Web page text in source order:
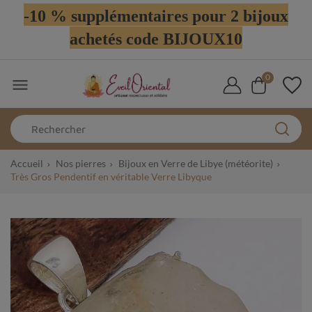
-10 % supplémentaires pour 2 bijoux
achetés code BIJOUX10
 0
Accueil Nos pierres
Bijoux en Verre de Libye (météorite)
Très Gros Pendentif en véritable Verre Libyque